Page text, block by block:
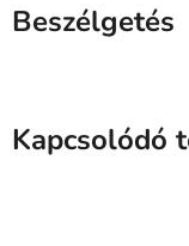
Beszélgetés
Kapcsolódó